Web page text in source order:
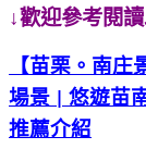
↓歡迎參考閱
【苗栗。南庄
場景
悠遊苗
推薦介紹